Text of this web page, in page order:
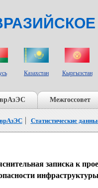
Казахстан Кыргызстан
Межгоссовет
Статистические
записка к